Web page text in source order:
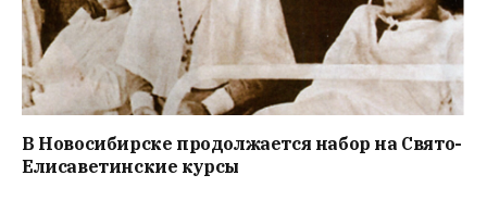
В Новосибирске продолжается набор на Свято-
Елисаветинские курсы